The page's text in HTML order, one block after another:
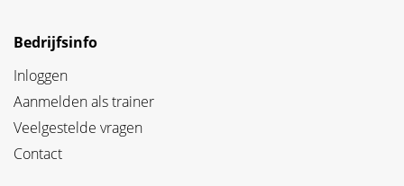
Bedrijfsinfo
Inloggen
Aanmelden als trainer
Veelgestelde vragen
Contact